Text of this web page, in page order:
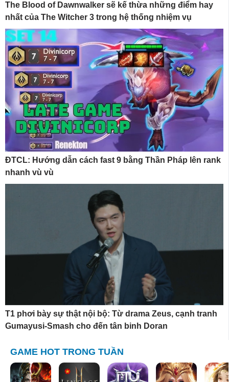
The Blood of Dawnwalker sẽ kế thừa những điểm hay
nhất của The Witcher 3 trong hệ thống nhiệm vụ
ĐTCL: Hướng dẫn cách fast 9 bằng Thần Pháp lên rank
nhanh vù vù
T1 phơi bày sự thật nội bộ: Từ drama Zeus, cạnh tranh
Gumayusi-Smash cho đến tân binh Doran
GAME HOT TRONG TUẦN